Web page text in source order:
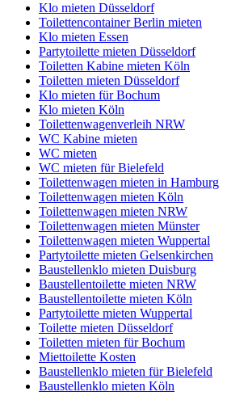
Klo mieten Düsseldorf
Toilettencontainer Berlin mieten
Klo mieten Essen
Partytoilette mieten Düsseldorf
Toiletten Kabine mieten Köln
Toiletten mieten Düsseldorf
Klo mieten für Bochum
Klo mieten Köln
Toilettenwagenverleih NRW
WC Kabine mieten
WC mieten
WC mieten für Bielefeld
Toilettenwagen mieten in Hamburg
Toilettenwagen mieten Köln
Toilettenwagen mieten NRW
Toilettenwagen mieten Münster
Toilettenwagen mieten Wuppertal
Partytoilette mieten Gelsenkirchen
Baustellenklo mieten Duisburg
Baustellentoilette mieten NRW
Baustellentoilette mieten Köln
Partytoilette mieten Wuppertal
Toilette mieten Düsseldorf
Toiletten mieten für Bochum
Miettoilette Kosten
Baustellenklo mieten für Bielefeld
Baustellenklo mieten Köln